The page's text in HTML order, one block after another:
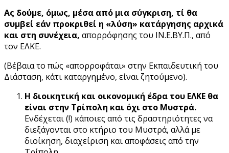
Ας δούμε, όμως, μέσα από μια σύγκριση, τί θα
συμβεί εάν προκριθεί η «λύση» κατάργησης αρχικά
και στη συνέχεια, απορρόφησης του ΙΝ.Ε.ΒΥ.Π., από
τον ΕΛΚΕ.
(Βέβαια το πώς «απορροφάται» στην Εκπαιδευτική του
Διάσταση, κάτι καταργημένο, είναι ζητούμενο).
Η διοικητική και οικονομική έδρα του ΕΛΚΕ θα
είναι στην Τρίπολη και όχι στο Μυστρά.
Ενδέχεται (!) κάποιες από τις δραστηριότητες να
διεξάγονται στο κτήριο του Μυστρά, αλλά με
διοίκηση, διαχείριση και αποφάσεις από την